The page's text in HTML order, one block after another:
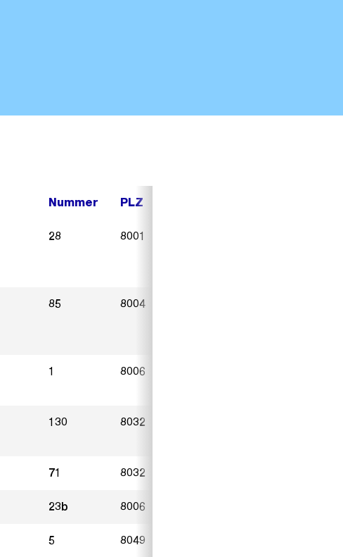
Nummer PLZ
28 8001
85 8004
1 8006
130 8032
71 8032
23b 8006
5 8049